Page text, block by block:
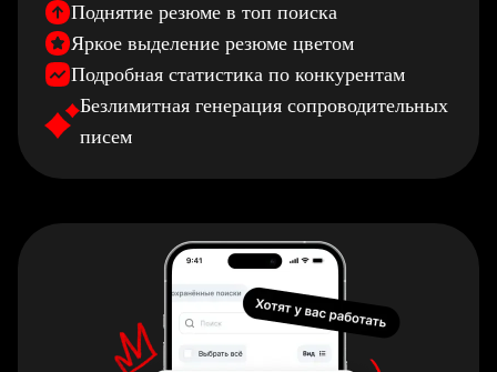
Поднятие резюме в топ поиска
Яркое выделение резюме цветом
Подробная статистика по конкурентам
Безлимитная генерация сопроводительных
писем